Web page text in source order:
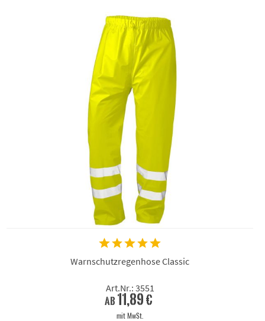
Warnschutzregenhose Classic
Art.Nr.: 3551
ab 11,89 €
mit MwSt.